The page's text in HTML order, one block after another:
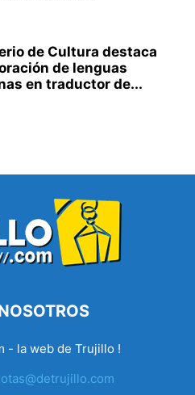
de Cultura destaca
de lenguas
en traductor de...
- la web de Trujillo !